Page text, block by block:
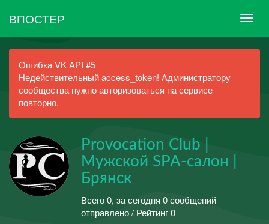
ВПОСТЕР
Ошибка VK API #5
Недействительный access_token! Администратору
сообщества нужно авторизоваться на сервисе
повторно.
Provocation Club |
Мужской SPA-салон |
Брянск
Всего 0, за сегодня 0 сообщений
отправлено / Рейтинг 0